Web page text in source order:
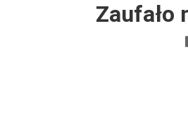
Zaufało